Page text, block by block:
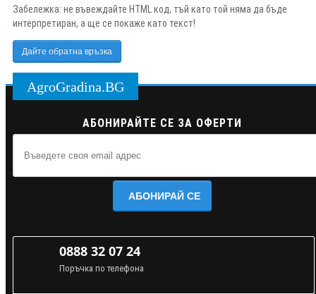
Забележка: не въвеждайте HTML код, тъй като той няма да бъде
интерпретиран, а ще се покаже като текст!
Дайте обратна връзка
AgroGradina.BG
АБОНИРАЙТЕ СЕ ЗА ОФЕРТИ
АБОНИРАЙ СЕ
0888 32 07 24
Поръчка по телефона